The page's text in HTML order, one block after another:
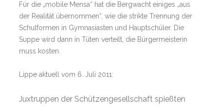
Für die „mobile Mensa“ hat die Bergwacht einiges „aus
der Realität übernommen“, wie die strikte Trennung der
Schulformen in Gymnasiasten und Hauptschüler. Die
Suppe wird dann in Tüten verteilt, die Bürgermeisterin
muss kosten.
Lippe aktuell vom 6. Juli 2011:
Juxtruppen der Schützengesellschaft spießten